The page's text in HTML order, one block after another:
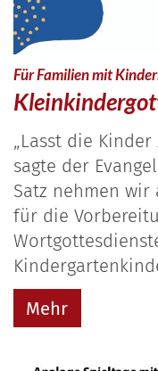
Für Familien mit
„Lasst die
sagte der
Satz nehmen wir
für die
Mehr